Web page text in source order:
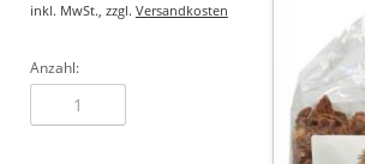
inkl. MwSt., zzgl. Versandkosten
Anzahl: